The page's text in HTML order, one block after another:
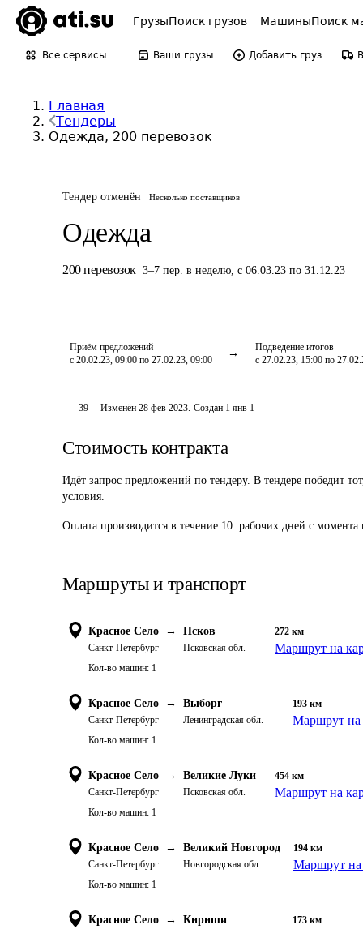
ГрузыПоиск грузов МашиныПоиск
Все сервисы Ваши грузы Добавить груз
Главная
Тендеры
Одежда, 200 перевозок
Тендер отменён Несколько поставщиков
Одежда
200 перевозок 3–7 пер. в неделю, с 06.03.23 по 31.12.23
Приём предложений
с 20.02.23, 09:00 по 27.02.23, 09:00
Подведение итогов
с 27.02.23, 15:00 по
39 Изменён28 фев 2023. Создан 1 янв 1
Стоимость контракта
Идёт запрос предложений по тендеру. В тендере победит
условия.
Оплата производится в течение 10  рабочих дней с
Маршруты и транспорт
Красное Село →
Санкт-Петербург
Псков
Псковская обл.
272 км
Маршрут на
Кол-во машин: 1
Красное Село →
Санкт-Петербург
Выборг
Ленинградская обл.
193 км
Маршрут на
Кол-во машин: 1
Красное Село →
Санкт-Петербург
Великие Луки
Псковская обл.
454 км
Маршрут на
Кол-во машин: 1
Красное Село →
Санкт-Петербург
Великий Новгород
Новгородская обл.
194 км
Маршрут на
Кол-во машин: 1
Красное Село → Кириши 173 км